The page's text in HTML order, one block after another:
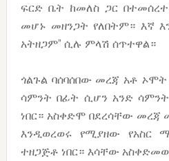
ፍርድ ቤት ከመለስ ጋር
መሆኑ መዘንጋት የለበትም። እኛ
አትዘጋም” ሲሉ ምላሽ ሰጥተዋል።
ጎልጉል ባሰባሰበው መረጃ አቶ
ሳምንት በፊት ሲሆን አንድ ሳምንት
ነበር። አስቀድሞ በደረሳቸው መረጃ
እንዲወረወሩ የሚያዘው የአስር
ተዘጋጅቶ ነበር። እሳቸው